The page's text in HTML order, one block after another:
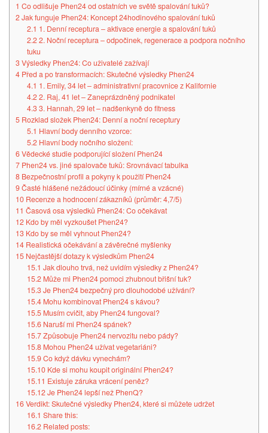
1 Co odlišuje Phen24 od ostatních ve světě spalování tuků?
2Jak funguje Phen24: Koncept 24hodinového spalování tuků
2.1 1. Denní receptura – aktivace energie a spalování tuků
2.22. Noční receptura – odpočinek, regenerace a podpora nočního
tuku
3Výsledky Phen24: Co uživatelé zažívají
4 Před a po transformacích: Skutečné výsledky Phen24
4.1 1. Emily, 34 let – administrativní pracovnice z Kalifornie
4.22. Raj, 41 let – Zaneprázdněný podnikatel
4.33. Hannah, 29 let – nadšenkyně do fitness
5 Rozklad složek Phen24: Denní a noční receptury
5.1 Hlavní body denního vzorce:
5.2Hlavní body nočního složení:
6Vědecké studie podporující složení Phen24
7 Phen24 vs. jiné spalovače tuků: Srovnávací tabulka
8 Bezpečnostní profil a pokyny k použití Phen24
9Časté hlášené nežádoucí účinky (mírné a vzácné)
10 Recenze a hodnocení zákazníků (průměr: 4,7/5)
11 Časová osa výsledků Phen24: Co očekávat
12 Kdo by měl vyzkoušet Phen24?
13 Kdo by se měl vyhnout Phen24?
14 Realistická očekávání a závěrečné myšlenky
15 Nejčastější dotazy k výsledkům Phen24
15.1 Jak dlouho trvá, než uvidím výsledky z Phen24?
15.2Může mi Phen24 pomoci zhubnout břišní tuk?
15.3Je Phen24 bezpečný pro dlouhodobé užívání?
15.4Mohu kombinovat Phen24 s kávou?
15.5Musím cvičit, aby Phen24 fungoval?
15.6Naruší mi Phen24 spánek?
15.7Způsobuje Phen24 nervozitu nebo pády?
15.8Mohou Phen24 užívat vegetariáni?
15.9Co když dávku vynechám?
15.10Kde si mohu koupit originální Phen24?
15.11 Existuje záruka vrácení peněz?
15.12Je Phen24 lepší než PhenQ?
16Verdikt: Skutečné výsledky Phen24, které si můžete udržet
16.1 Share this:
16.2Related posts: